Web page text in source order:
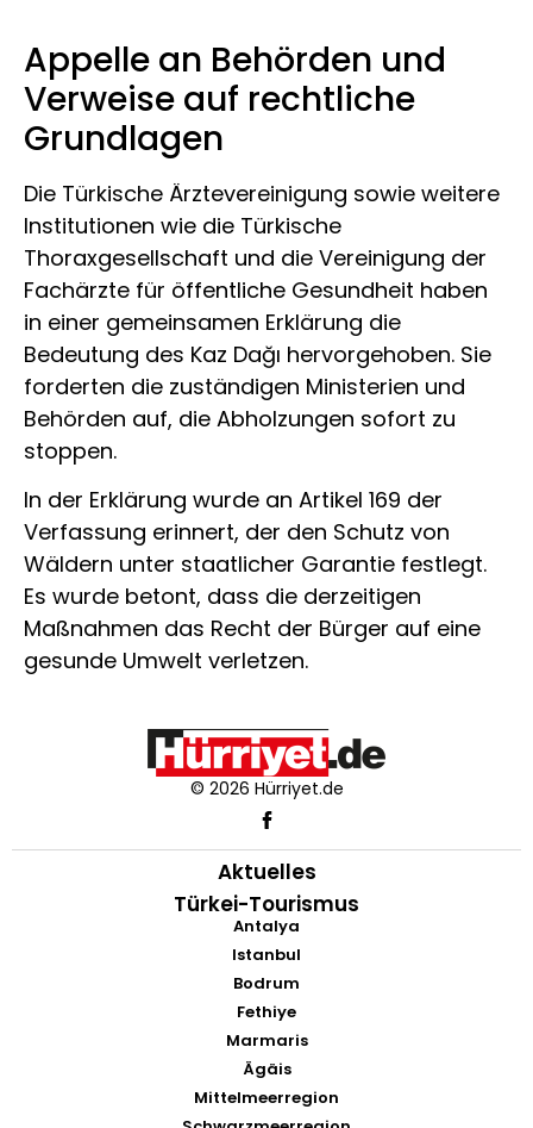
Appelle an Behörden und
Verweise auf rechtliche
Grundlagen
Die Türkische Ärztevereinigung sowie weitere
Institutionen wie die Türkische
Thoraxgesellschaft und die Vereinigung der
Fachärzte für öffentliche Gesundheit haben
in einer gemeinsamen Erklärung die
Bedeutung des Kaz Dağı hervorgehoben. Sie
forderten die zuständigen Ministerien und
Behörden auf, die Abholzungen sofort zu
stoppen.
In der Erklärung wurde an Artikel 169 der
Verfassung erinnert, der den Schutz von
Wäldern unter staatlicher Garantie festlegt.
Es wurde betont, dass die derzeitigen
Maßnahmen das Recht der Bürger auf eine
gesunde Umwelt verletzen.
© 2026 Hürriyet.de
Aktuelles
Türkei-Tourismus
Antalya
Istanbul
Bodrum
Fethiye
Marmaris
Ägäis
Mittelmeerregion